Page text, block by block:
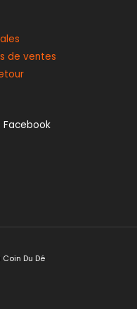
de ventes
Facebook
Du Dé